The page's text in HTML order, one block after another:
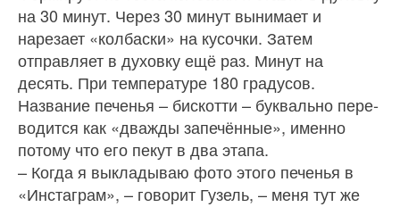
на 30 минут. Через 30 минут вынимает и
нареза­ет «колбаски» на кусочки. Затем
отправляет в ду­ховку ещё раз. Минут на
десять. При температуре 180 градусов.
Название печенья – бискотти – буквально пере­
водится как «дважды запечённые», именно
пото­му что его пекут в два этапа.
– Когда я выкладываю фото этого печенья в
«Ин­стаграм», – говорит Гузель, – меня тут же